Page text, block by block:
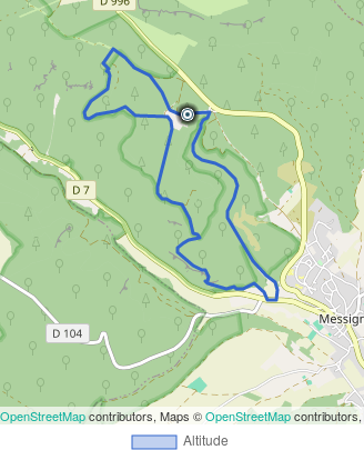
OpenStreetMapcontributors, Maps ©OpenStreetMap